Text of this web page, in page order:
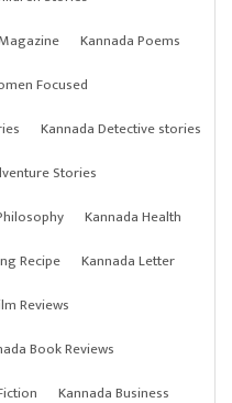
Kannada Poems
Focused
Kannada Detective stories
Stories
Kannada Health
Recipe
Kannada Letter
Reviews
Book Reviews
Kannada Business